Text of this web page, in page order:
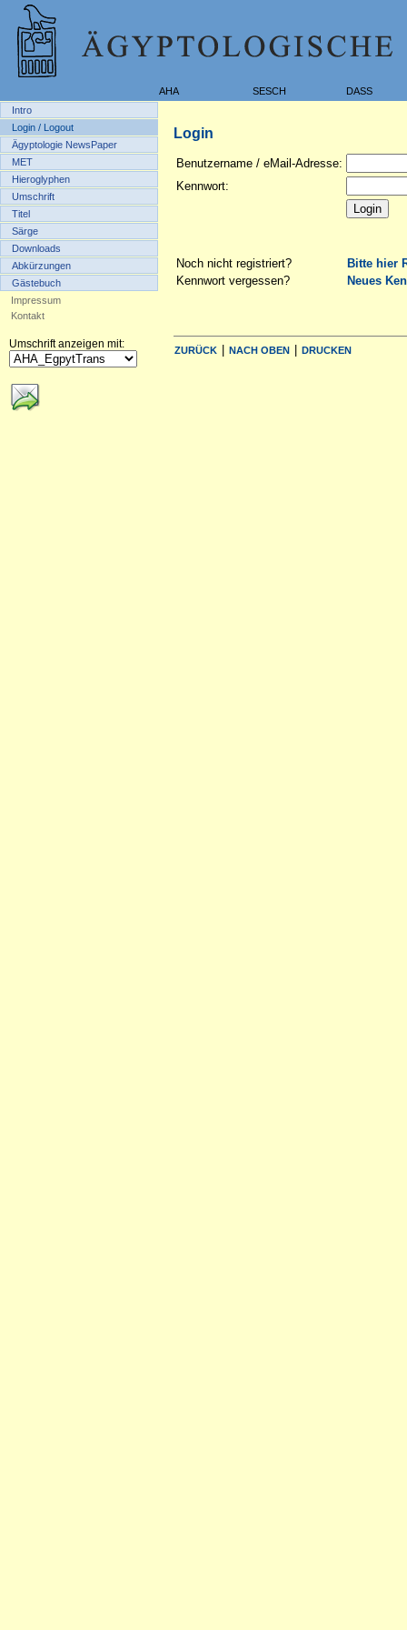
AHA SESCH
DASS
Intro
Login / Logout
Ägyptologie NewsPaper
MET
Hieroglyphen
Umschrift
Titel
Särge
Downloads
Abkürzungen
Gästebuch
Impressum
Kontakt
Umschrift anzeigen mit:
Login
Benutzername / eMail-Adresse:
Kennwort:
Noch nicht registriert?
Bitte hier
Kennwort vergessen?
Neues
ZURÜCK NACH OBEN DRUCKEN